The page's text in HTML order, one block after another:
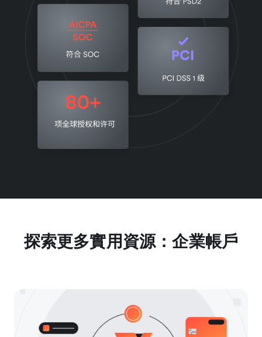
探索更多實用資源：企業帳戶